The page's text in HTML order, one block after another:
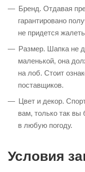
Бренд. Отдавая
гарантировано
не придется
Размер. Шапка не
маленькой, она
на лоб. Стоит
поставщиков.
Цвет и декор.
вам, только так вы
в любую погоду.
Условия